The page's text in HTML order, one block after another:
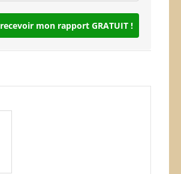
mon rapport GRATUIT !